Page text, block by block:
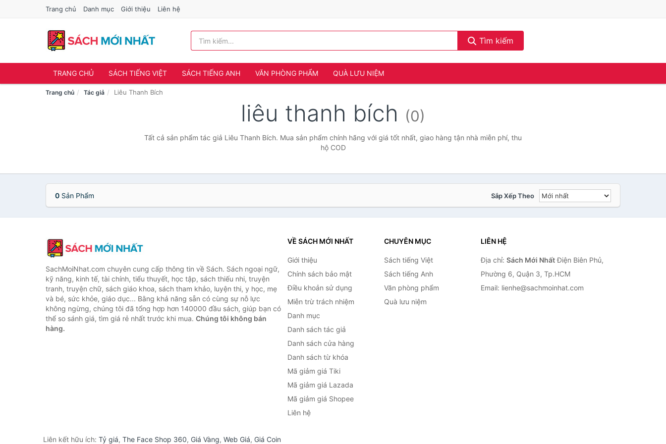
Trang chủ Danh mục Giới thiệu Liên hệ
Tìm kiếm
TRANG CHỦ SÁCH TIẾNG VIỆT SÁCH TIẾNG ANH VĂN PHÒNG PHẨM QUÀ LƯU NIỆM
Trang chủ Tác giả Liêu Thanh Bích
liêu thanh bích (0)
Tất cả sản phẩm tác giả Liêu Thanh Bích. Mua sản phẩm chính hãng với giá tốt nhất, giao hàng tận nhà miễn phí, thu
hộ COD
0 Sản Phẩm Sắp Xếp Theo
SachMoiNhat.com chuyên cung cấp thông tin về Sách. Sách ngoại ngữ,
kỹ năng, kinh tế, tài chính, tiểu thuyết, học tập, sách thiếu nhi, truyện
tranh, truyện chữ, sách giáo khoa, sách tham khảo, luyện thi, y học, mẹ
và bé, sức khỏe, giáo dục... Bằng khả năng sẵn có cùng sự nỗ lực
không ngừng, chúng tôi đã tổng hợp hơn 140000 đầu sách, giúp bạn có
thể so sánh giá, tìm giá rẻ nhất trước khi mua. Chúng tôi không bán
hàng.
VỀ SÁCH MỚI NHẤT
Giới thiệu
Chính sách bảo mật
Điều khoản sử dụng
Miễn trừ trách nhiệm
Danh mục
Danh sách tác giả
Danh sách cửa hàng
Danh sách từ khóa
Mã giảm giá Tiki
Mã giảm giá Lazada
Mã giảm giá Shopee
Liên hệ
CHUYÊN MỤC
Sách tiếng Việt
Sách tiếng Anh
Văn phòng phẩm
Quà lưu niệm
LIÊN HỆ
Địa chỉ: Sách Mới NhấtĐiện Biên Phủ,
Phường 6, Quận 3, Tp.HCM
Email: lienhe@sachmoinhat.com
Liên kết hữu ích: Tỷ giá, The Face Shop 360, Giá Vàng, Web Giá, Giá Coin